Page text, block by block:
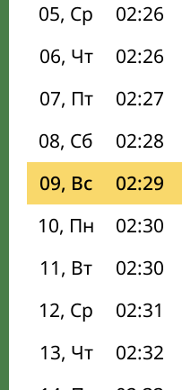
05, Ср
02:26
06, Чт
02:26
07, Пт
02:27
08, Сб
02:28
09, Вс
02:29
10, Пн
02:30
11, Вт
02:30
12, Ср
02:31
13, Чт
02:32